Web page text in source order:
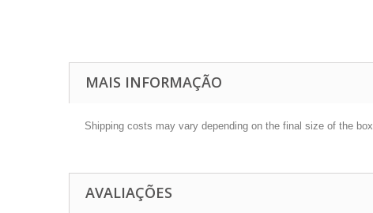
MAIS INFORMAÇÃO
Shipping costs may vary depending on the final size of the box
AVALIAÇÕES